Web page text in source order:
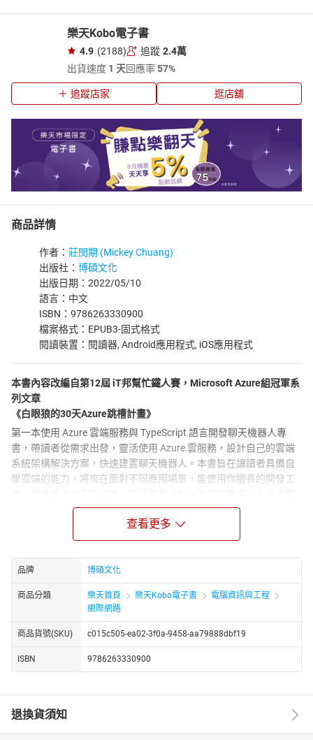
樂天Kobo電子書
4.9 (2188) 追蹤 2.4萬
出貨速度 1 天回應率57%
追蹤店家 逛店舖
商品詳情
作者： 莊閔期 (Mickey Chuang)
出版社： 博碩文化
出版日期：2022/05/10
語言：中文
ISBN：9786263330900
檔案格式：EPUB3-固式格式
閱讀裝置：閱讀器, Android應用程式, iOS應用程式
本書內容改編自第12屆 iT邦幫忙鐵人賽，Microsoft Azure組冠軍系
列文章
《白眼狼的30天Azure跳槽計畫》
第一本使用 Azure 雲端服務與 TypeScript 語言開發聊天機器人專
書，帶讀者從需求出發，靈活使用 Azure 雲服務，設計自己的雲端
系統架構解決方案，快速建置聊天機器人。本書旨在讓讀者具備自
學雲端的能力，將來在面對不同應用場景，能使用你擅長的開發工
新手也能輕鬆學 Azure!
四大主題(無伺服器運算、資料庫服務、訊息服務、認知服務)一次滿
足
手把手帶你用 TypeScript 實作!
🔹詳細的圖解操作流程，讓你熟悉使用 Azure 雲端平台
🔹整合 Azure 與聊天機器人，帶你建置、管理及部署應用程式
🔹列舉一個雲端架構，引導你善用 Azure 服務設計屬於自己的解決
方案
【精選主題】
🔹理解 LINE Messaging API 打造聊天機器人
查看更多
品牌 博碩文化
商品分類 樂天首頁 樂天Kobo電子書
電腦資訊與工程
網際網路
商品貨號(SKU) c015c505-ea02-3f0a-9458-aa79888dbf19
ISBN 9786263330900
退換貨須知